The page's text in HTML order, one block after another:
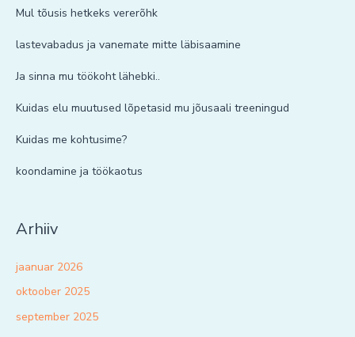
Mul tõusis hetkeks vererõhk
lastevabadus ja vanemate mitte läbisaamine
Ja sinna mu töökoht lähebki..
Kuidas elu muutused lõpetasid mu jõusaali treeningud
Kuidas me kohtusime?
koondamine ja töökaotus
Arhiiv
jaanuar 2026
oktoober 2025
september 2025